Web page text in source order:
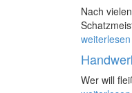
Nach
Wer will